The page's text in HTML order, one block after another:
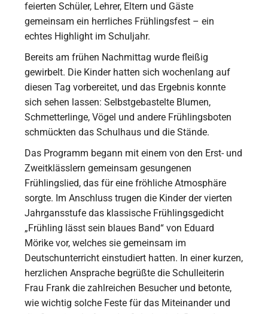
feierten Schüler, Lehrer, Eltern und Gäste
gemeinsam ein herrliches Frühlingsfest – ein
echtes Highlight im Schuljahr.
Bereits am frühen Nachmittag wurde fleißig
gewirbelt. Die Kinder hatten sich wochenlang auf
diesen Tag vorbereitet, und das Ergebnis konnte
sich sehen lassen: Selbstgebastelte Blumen,
Schmetterlinge, Vögel und andere Frühlingsboten
schmückten das Schulhaus und die Stände.
Das Programm begann mit einem von den Erst- und
Zweitklässlern gemeinsam gesungenen
Frühlingslied, das für eine fröhliche Atmosphäre
sorgte. Im Anschluss trugen die Kinder der vierten
Jahrgansstufe das klassische Frühlingsgedicht
„Frühling lässt sein blaues Band“ von Eduard
Mörike vor, welches sie gemeinsam im
Deutschunterricht einstudiert hatten. In einer kurzen,
herzlichen Ansprache begrüßte die Schulleiterin
Frau Frank die zahlreichen Besucher und betonte,
wie wichtig solche Feste für das Miteinander und